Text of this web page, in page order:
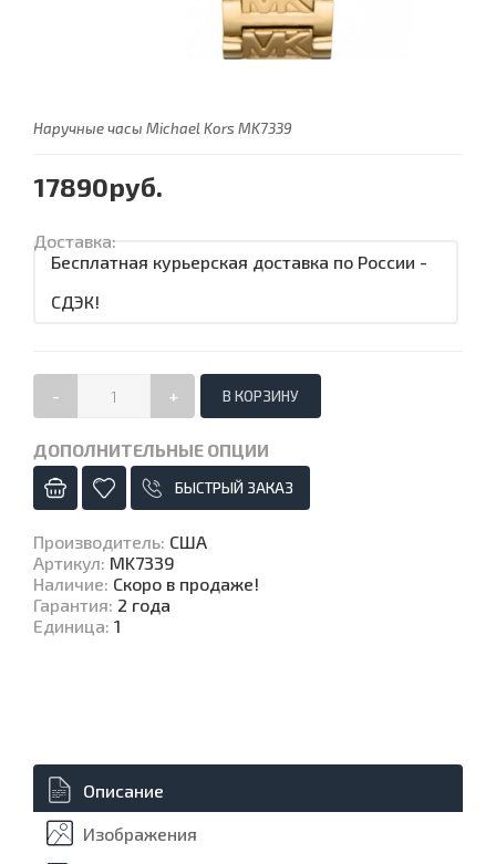
Наручные часы Michael Kors MK7339
17890руб.
Доставка:
Бесплатная курьерская доставка по России -
СДЭК!
- +
ДОПОЛНИТЕЛЬНЫЕ ОПЦИИ
БЫСТРЫЙ ЗАКАЗ
Производитель: США
Артикул: MK7339
Наличие: Скоро в продаже!
Гарантия: 2 года
Единица: 1
Описание
Изображения